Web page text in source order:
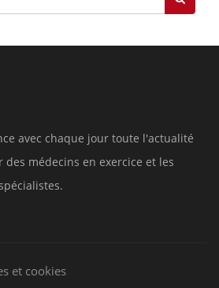
avec chaque jour toute l'actualité
médecins en exercice et les
et cookies